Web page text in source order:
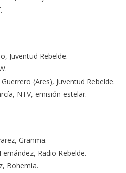
Juventud Rebelde.
(Ares), Juventud Rebelde.
NTV, emisión estelar.
Granma.
Radio Rebelde.
Bohemia.